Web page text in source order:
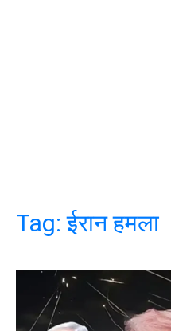
Tag:ईरान हमला